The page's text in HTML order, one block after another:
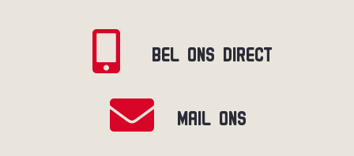
BEL ONS DIRECT
MAIL ONS